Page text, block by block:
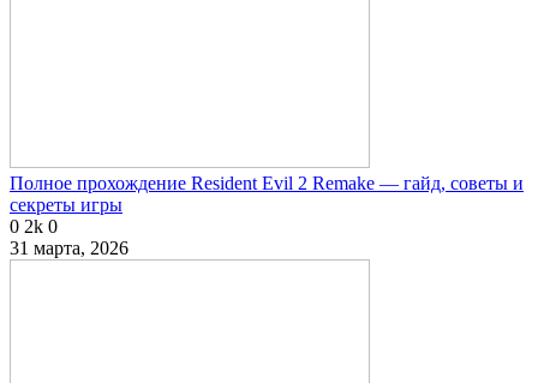
Полное прохождение Resident Evil 2 Remake — гайд, советы и
секреты игры
0 2k 0
31 марта, 2026